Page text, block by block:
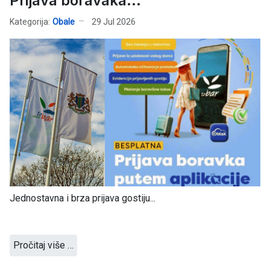
Kategorija: Obale 29 Jul 2026
Jednostavna i brza prijava gostiju...
Pročitaj više …